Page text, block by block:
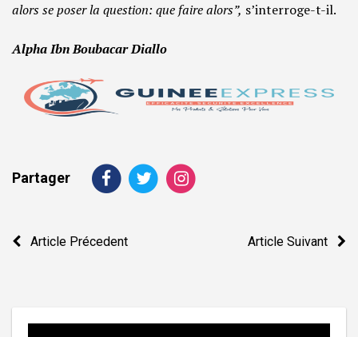
alors se poser la question: que faire alors”, s’interroge-t-il.
Alpha Ibn Boubacar Diallo
Partager
Navigation
Article Précedent Article Suivant